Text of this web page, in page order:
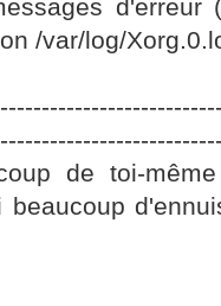
d'erreur
/var/log/
de toi-
beaucoup